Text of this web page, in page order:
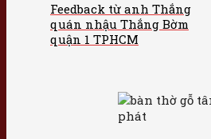
Feedback từ anh Thắng
quán nhậu Thắng Bờm
quận 1 TPHCM